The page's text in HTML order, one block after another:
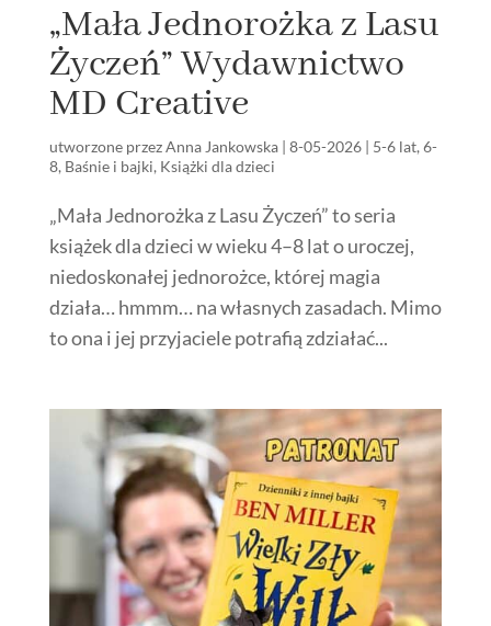
„Mała Jednorożka z Lasu
Życzeń” Wydawnictwo
MD Creative
utworzone przezAnna Jankowska| 8-05-2026| 5-6 lat, 6-
8, Baśnie i bajki, Książki dla dzieci
„Mała Jednorożka z Lasu Życzeń” to seria
książek dla dzieci w wieku 4–8 lat o uroczej,
niedoskonałej jednorożce, której magia
działa… hmmm… na własnych zasadach. Mimo
to ona i jej przyjaciele potrafią zdziałać...